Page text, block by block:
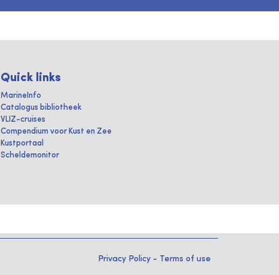
Quick links
MarineInfo
Catalogus bibliotheek
VLIZ-cruises
Compendium voor Kust en Zee
Kustportaal
Scheldemonitor
Privacy Policy - Terms of use